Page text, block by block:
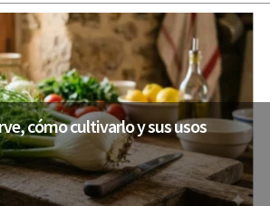
cómo cultivarlo y sus usos